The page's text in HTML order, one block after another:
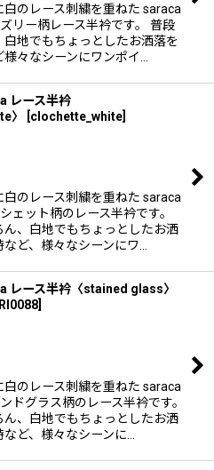
のレース刺繍を重ねた saraca
リー柄レース半衿です。 普段
地でもちょっとしたお洒落を
々なシーンにワンポイ…
レース半衿
〉
clochette_white
のレース刺繍を重ねた saraca
ェット柄のレース半衿です。
ん、白地でもちょっとしたお洒
ど、様々なシーンにワ…
レース半衿〈stained glass〉
のレース刺繍を重ねた saraca
ドグラス柄のレース半衿です。
ん、白地でもちょっとしたお洒
ど、様々なシーンに…